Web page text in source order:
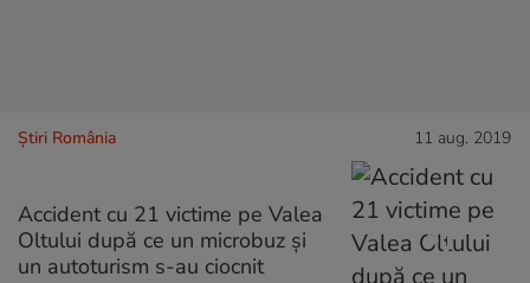
Știri România 11 aug. 2019
Accident cu 21 victime pe Valea
Oltului după ce un microbuz și
un autoturism s-au ciocnit